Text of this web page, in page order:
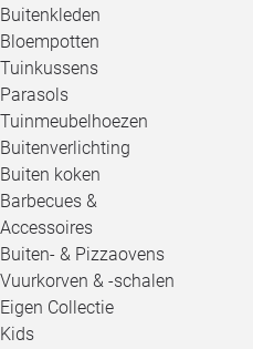
Buitenkleden
Bloempotten
Tuinkussens
Parasols
Tuinmeubelhoezen
Buitenverlichting
Buiten koken
Barbecues &
Accessoires
Buiten- & Pizzaovens
Vuurkorven & -schalen
Eigen Collectie
Kids